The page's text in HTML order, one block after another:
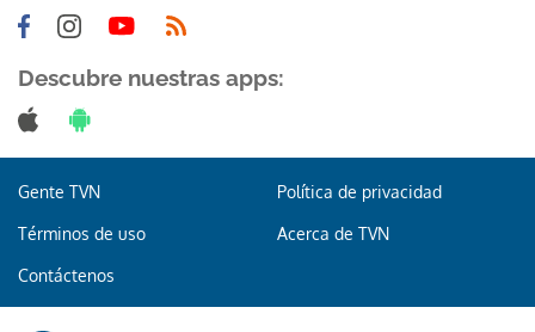
Descubre nuestras apps:
Gente TVN Política de privacidad
Términos de uso Acerca de TVN
Contáctenos